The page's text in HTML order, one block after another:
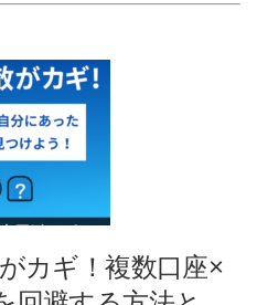
カギ！複数口座×